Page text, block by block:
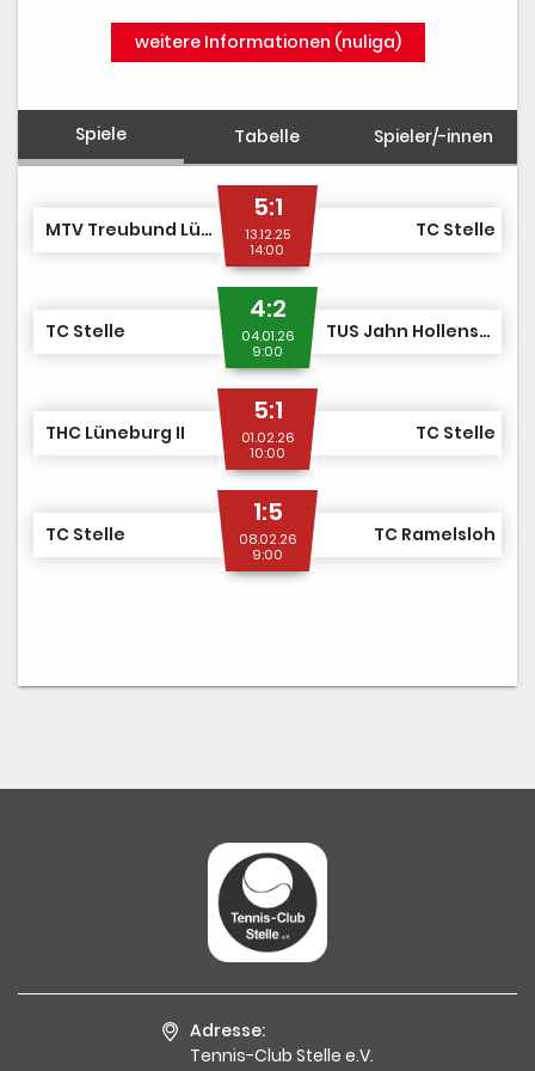
weitere Informationen (nuliga)
Spiele Tabelle Spieler/-innen
MTV Treubund Lüneburg II
5:1
13.12.25
14:00
TC Stelle
TC Stelle
4:2
04.01.26
9:00
TUS Jahn Hollenstedt-Wenzendorf II
THC Lüneburg II
5:1
01.02.26
10:00
TC Stelle
TC Stelle
1:5
08.02.26
9:00
TC Ramelsloh
Adresse:
Tennis-Club Stelle e.V.